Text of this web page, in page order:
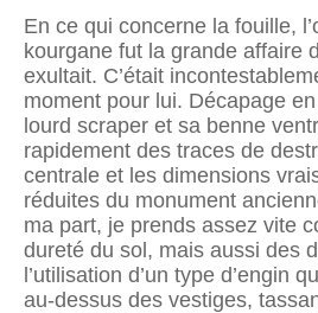
En ce qui concerne la fouille,
kourgane fut la grande affaire
exultait. C’était
moment pour lui. Décapage
lourd scraper et sa benne
rapidement des traces de
centrale et les dimensions
réduites du monument
ma part, je prends assez vite
dureté du sol, mais aussi des
l’utilisation d’un type d’engin
au-dessus des vestiges,